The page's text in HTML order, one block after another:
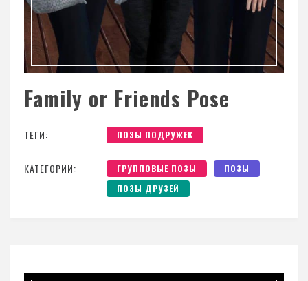
Family or Friends Pose
ТЕГИ: ПОЗЫ ПОДРУЖЕК
КАТЕГОРИИ: ГРУППОВЫЕ ПОЗЫ
ПОЗЫ
ПОЗЫ ДРУЗЕЙ